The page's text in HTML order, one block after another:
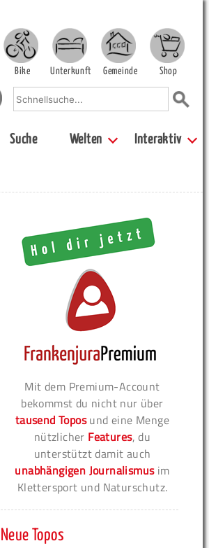
Bike Unterkunft Gemeinde Shop
Suche Welten Interaktiv
Mit dem Premium-Account
bekommst du nicht nur über
tausend Toposund eine Menge
nützlicher Features, du
unterstützt damit auch
unabhängigen Journalismusim
Klettersport und Naturschutz.
Neue Topos